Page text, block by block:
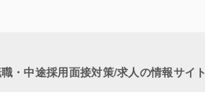
・中途採用面接対策/求人の情報サイト